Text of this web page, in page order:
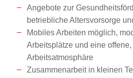
Angebote zur
betriebliche Altersvorsorge
Mobiles Arbeiten möglich,
Arbeitsplätze und eine
Arbeitsatmosphäre
Zusammenarbeit in kleinen